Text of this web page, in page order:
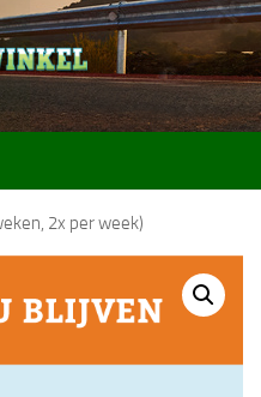
2x per week)